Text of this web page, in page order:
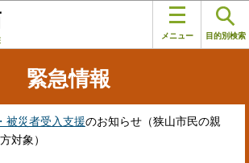
メニュー 目的別検索
緊急情報
被災者受入支援のお知らせ（狭山市民の親
対象）